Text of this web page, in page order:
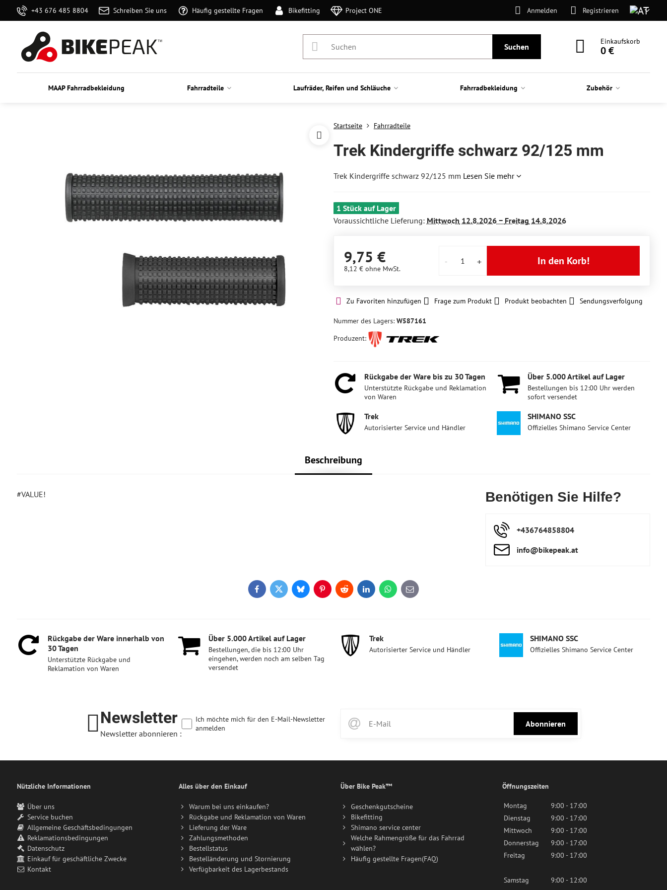
+43 676 485 8804 Schreiben Sie uns Häufig gestellte Fragen Bikefitting Project ONE Anmelden Registrieren
Suchen
Einkaufskorb
0 €
MAAP Fahrradbekleidung Fahrradteile Laufräder, Reifen und Schläuche Fahrradbekleidung Zubehör
Startseite Fahrradteile
Trek Kindergriffe schwarz 92/125 mm
Trek Kindergriffe schwarz 92/125 mm Lesen Sie mehr
1 Stück auf Lager
Voraussichtliche Lieferung: Mittwoch 12.8.2026 − Freitag 14.8.2026
9,75 €
8,12 € ohne MwSt.
In den Korb!
Zu Favoriten hinzufügen Frage zum Produkt Produkt beobachten Sendungsverfolgung
Nummer des Lagers: W587161
Produzent:
Rückgabe der Ware bis zu 30 Tagen
Unterstützte Rückgabe und Reklamation
von Waren
Über 5​.000 Artikel auf Lager
Bestellungen bis 12:00 Uhr werden
sofort versendet
Trek
Autorisierter Service und Händler
SHIMANO SSC
Offizielles Shimano Service Center
Beschreibung
#VALUE! Benötigen Sie Hilfe?
+436764858804
info​@bikepeak​.at
FacebookTwitterBlueskyPinterestRedditLinkedInWhatsApp
E-
mail
Rückgabe der Ware innerhalb von
30 Tagen
Unterstützte Rückgabe und
Reklamation von Waren
Über 5​.000 Artikel auf Lager
Bestellungen, die bis 12:00 Uhr
eingehen, werden noch am selben Tag
versendet
Trek
Autorisierter Service und Händler
SHIMANO SSC
Offizielles Shimano Service Center
Newsletter
Newsletter abonnieren :
Abonnieren
Ich möchte mich für den E-Mail-Newsletter
anmelden
Nützliche Informationen
Über uns
Service buchen
Allgemeine Geschäftsbedingungen
Reklamationsbedingungen
Datenschutz
Einkauf für geschäftliche Zwecke
Kontakt
Alles über den Einkauf
Warum bei uns einkaufen?
Rückgabe und Reklamation von Waren
Lieferung der Ware
Zahlungsmethoden
Bestellstatus
Bestelländerung und Stornierung
Verfügbarkeit des Lagerbestands
Über Bike Peak™
Geschenkgutscheine
Bikefitting
Shimano service center
Welche Rahmengröße für das Fahrrad
wählen?
Häufig gestellte Fragen(FAQ)
Öffnungszeiten
Montag
9:00 - 17:00
Dienstag
9:00 - 17:00
Mittwoch
9:00 - 17:00
Donnerstag
9:00 - 17:00
Freitag
9:00 - 17:00
Samstag
9:00 - 12:00